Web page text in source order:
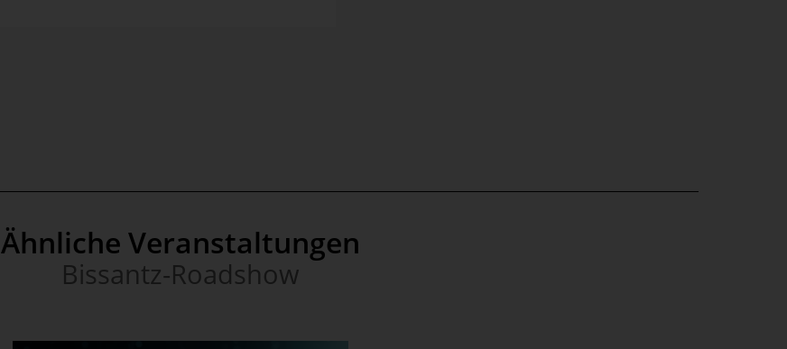
Ähnliche Veranstaltungen
Bissantz-Roadshow